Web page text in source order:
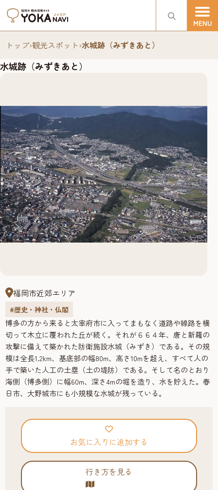
トップ›観光スポット›水城跡（みずきあと）
水城跡（みずきあと）
福岡市近郊エリア
#歴史・神社・仏閣
博多の方から来ると太宰府市に入ってまもなく道路や線路を横
切って木立に覆われた丘が続く。それが６６４年、唐と新羅の
攻撃に備えて築かれた防衛施設水城（みずき）である。その規
模は全長1.2km、基底部の幅80m、高さ10mを超え、すべて人の
手で築いた人工の土塁（土の堤防）である。そして名のとおり
海側（博多側）に幅60m、深さ4mの堀を造り、水を貯えた。春
日市、大野城市にも小規模な水城が残っている。
お気に入りに追加する
行き方を見る